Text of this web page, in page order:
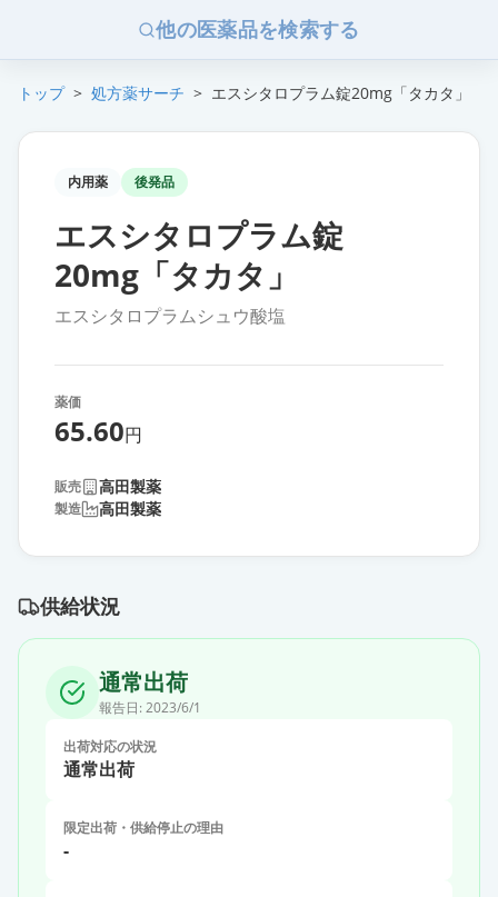
他の医薬品を検索する
トップ > 処方薬サーチ > エスシタロプラム錠20mg「タカタ」
内用薬 後発品
エスシタロプラム錠
20mg「タカタ」
エスシタロプラムシュウ酸塩
薬価
65.60円
販売 高田製薬
製造 高田製薬
供給状況
通常出荷
報告日: 2023/6/1
出荷対応の状況
通常出荷
限定出荷・供給停止の理由
-